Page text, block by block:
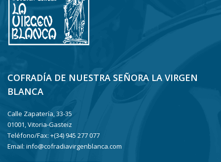
COFRADÍA DE NUESTRA SEÑORA LA VIRGEN
BLANCA
Calle Zapatería, 33-35
01001, Vitoria-Gasteiz
Teléfono/Fax: +(34) 945 277 077
Email: info@cofradiavirgenblanca.com